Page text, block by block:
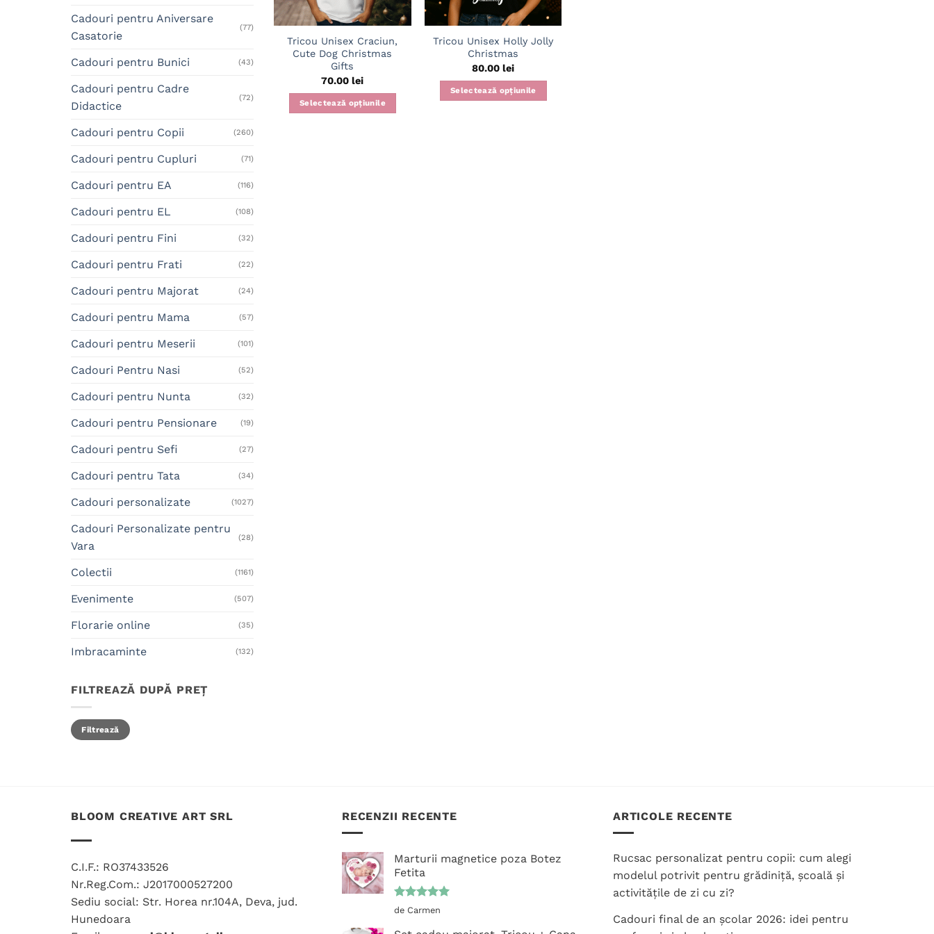
Cadouri pentru Aniversare
Casatorie
(77)
Cadouri pentru Bunici (43)
Cadouri pentru Cadre
Didactice
(72)
Cadouri pentru Copii (260)
Cadouri pentru Cupluri (71)
Cadouri pentru EA (116)
Cadouri pentru EL (108)
Cadouri pentru Fini (32)
Cadouri pentru Frati (22)
Cadouri pentru Majorat (24)
Cadouri pentru Mama (57)
Cadouri pentru Meserii (101)
Cadouri Pentru Nasi (52)
Cadouri pentru Nunta (32)
Cadouri pentru Pensionare (19)
Cadouri pentru Sefi (27)
Cadouri pentru Tata (34)
Cadouri personalizate (1027)
Cadouri Personalizate pentru
Vara
(28)
Colectii (1161)
Evenimente (507)
Florarie online (35)
Imbracaminte (132)
FILTREAZĂ DUPĂ PREȚ
Preț
minim
Preț
maxim
Filtrează
Tricou Unisex Craciun,
Cute Dog Christmas
Gifts
70.00lei
Selectează opțiunile
Tricou Unisex Holly Jolly
Christmas
80.00lei
Selectează opțiunile
BLOOM CREATIVE ART SRL
C.I.F.: RO37433526
Nr.Reg.Com.: J2017000527200
Sediu social: Str. Horea nr.104A, Deva, jud.
Hunedoara
RECENZII RECENTE
Marturii magnetice poza Botez
Fetita
Evaluat la
de Carmen
ARTICOLE RECENTE
Rucsac personalizat pentru copii: cum alegi
modelul potrivit pentru grădiniță, școală și
activitățile de zi cu zi?
Cadouri final de an școlar 2026: idei pentru